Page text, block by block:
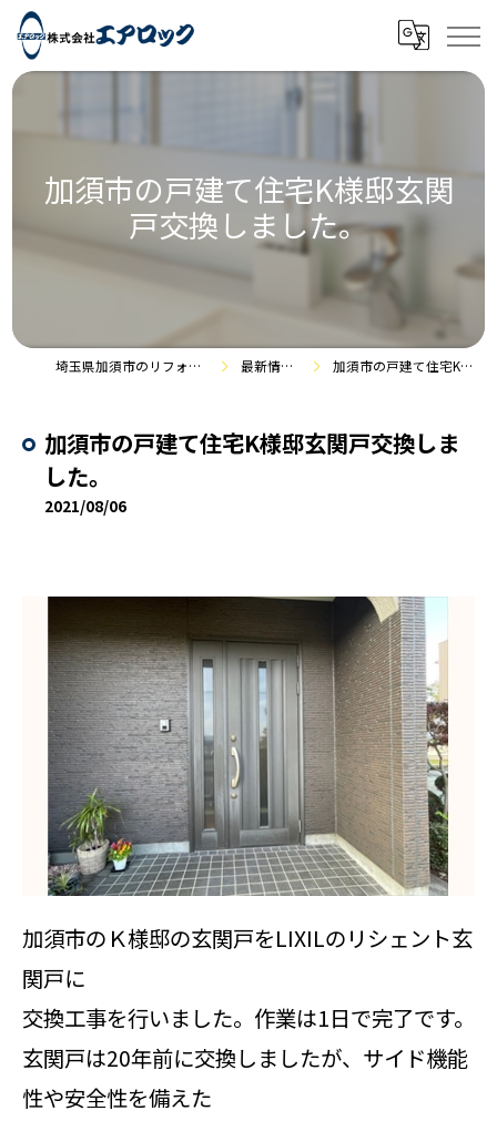
加須市の戸建て住宅K様邸玄関
戸交換しました。
埼玉県加須市のリフォームなら株式会社エアロック 最新情報・施工事例 加須市の戸建て住宅K様邸玄関戸交換しました。
加須市の戸建て住宅K様邸玄関戸交換しま
した。
2021/08/06
加須市のＫ様邸の玄関戸をLIXILのリシェント玄
関戸に
交換工事を行いました。作業は1日で完了です。
玄関戸は20年前に交換しましたが、サイド機能
性や安全性を備えた